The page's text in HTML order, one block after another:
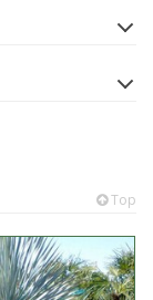
Top